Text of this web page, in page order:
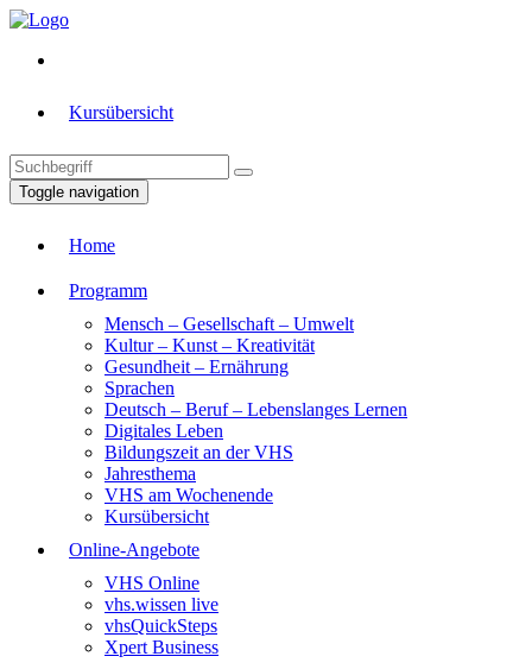
Kursübersicht
Toggle navigation
Home
Programm
Mensch – Gesellschaft – Umwelt
Kultur – Kunst – Kreativität
Gesundheit – Ernährung
Sprachen
Deutsch – Beruf – Lebenslanges Lernen
Digitales Leben
Bildungszeit an der VHS
Jahresthema
VHS am Wochenende
Kursübersicht
Online-Angebote
VHS Online
vhs.wissen live
vhsQuickSteps
Xpert Business